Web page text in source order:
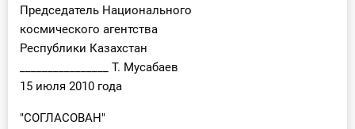
Председатель Национального
космического агентства
Республики Казахстан
________________ Т. Мусабаев
15 июля 2010 года
"СОГЛАСОВАН"